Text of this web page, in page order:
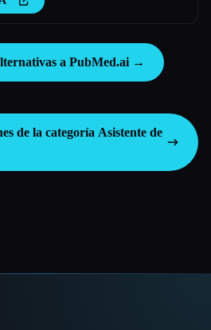
a PubMed.ai →
de la categoría Asistente de